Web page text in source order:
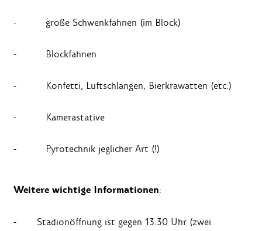
- große Schwenkfahnen (im Block)
- Blockfahnen
- Konfetti, Luftschlangen, Bierkrawatten (etc.)
- Kamerastative
- Pyrotechnik jeglicher Art (!)
Weitere wichtige Informationen:
- Stadionöffnung ist gegen 13:30 Uhr (zwei